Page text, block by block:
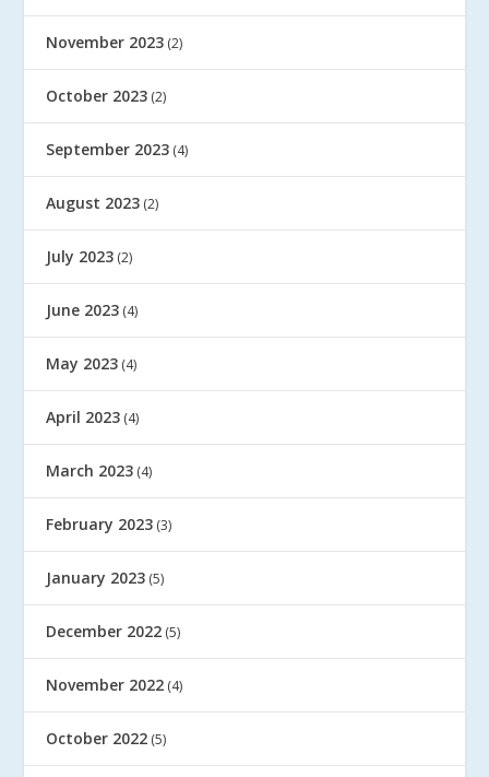
November 2023 (2)
October 2023 (2)
September 2023 (4)
August 2023 (2)
July 2023 (2)
June 2023 (4)
May 2023 (4)
April 2023 (4)
March 2023 (4)
February 2023 (3)
January 2023 (5)
December 2022 (5)
November 2022 (4)
October 2022 (5)